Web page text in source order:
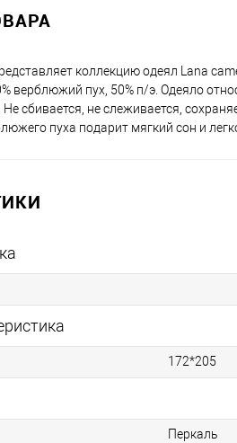
коллекцию одеял Lana
верблюжий пух, 50% п/э. Одеяло
сбивается, не слеживается,
пуха подарит мягкий сон и
172*205
Перкаль